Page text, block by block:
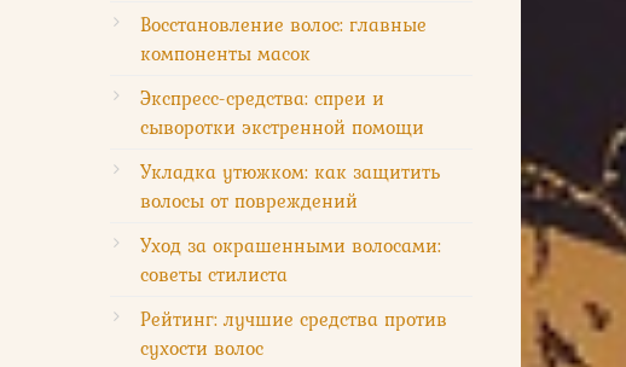
Восстановление волос: главные
компоненты масок
Экспресс-средства: спреи и
сыворотки экстренной помощи
Укладка утюжком: как защитить
волосы от повреждений
Уход за окрашенными волосами:
советы стилиста
Рейтинг: лучшие средства против
сухости волос